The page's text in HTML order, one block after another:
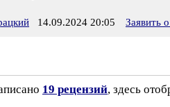
14.09.2024 20:05 Заявить
19 рецензий, здесь